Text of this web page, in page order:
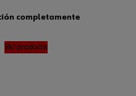
completamente
Ver producto